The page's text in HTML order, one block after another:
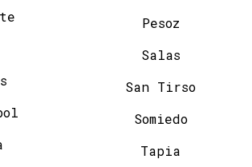
Pesoz
Salas
San Tirso
Somiedo
Tapia